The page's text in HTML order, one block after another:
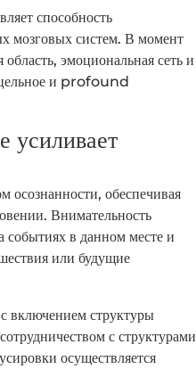
способность
мозговых систем. В момент
эмоциональная сеть и
цельное и profound
усиливает
осознанности, обеспечивая
Внимательность
событиях в данном месте и
или будущие
включением структуры
с структурами
осуществляется